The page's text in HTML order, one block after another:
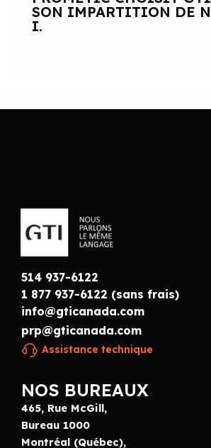
SON IMPARTITION DE
I.
514 937-6122
1 877 937-6122 (sans frais)
info@gticanada.com
prp@gticanada.com
Assistance technique
NOS BUREAUX
465, Rue McGill,
Bureau 1000
Montréal (Québec),